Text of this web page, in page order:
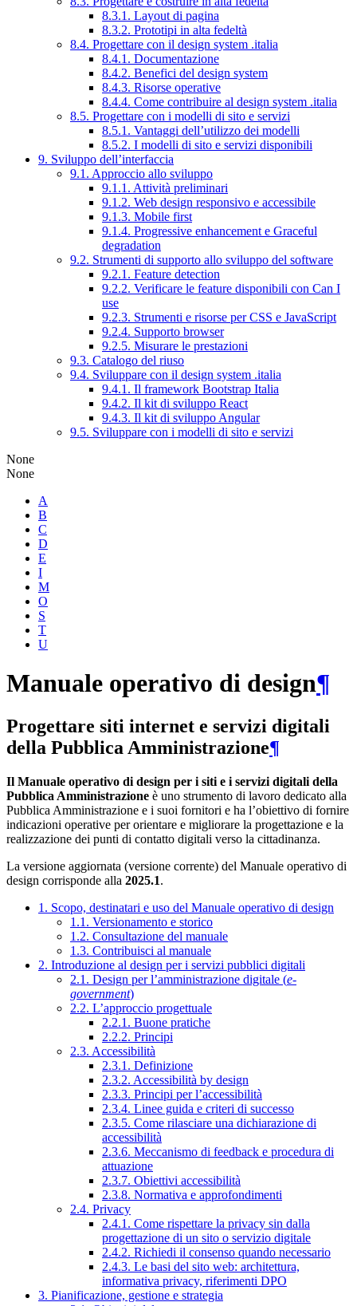
8.3.1. Layout di pagina
8.3.2. Prototipi in alta fedeltà
8.4. Progettare con il design system .italia
8.4.1. Documentazione
8.4.2. Benefici del design system
8.4.3. Risorse operative
8.4.4. Come contribuire al design system .italia
8.5. Progettare con i modelli di sito e servizi
8.5.1. Vantaggi dell’utilizzo dei modelli
8.5.2. I modelli di sito e servizi disponibili
9. Sviluppo dell’interfaccia
9.1. Approccio allo sviluppo
9.1.1. Attività preliminari
9.1.2. Web design responsivo e accessibile
9.1.3. Mobile first
9.1.4. Progressive enhancement e Graceful
degradation
9.2. Strumenti di supporto allo sviluppo del software
9.2.1. Feature detection
9.2.2. Verificare le feature disponibili con Can I
use
9.2.3. Strumenti e risorse per CSS e JavaScript
9.2.4. Supporto browser
9.2.5. Misurare le prestazioni
9.3. Catalogo del riuso
9.4. Sviluppare con il design system .italia
9.4.1. Il framework Bootstrap Italia
9.4.2. Il kit di sviluppo React
9.4.3. Il kit di sviluppo Angular
9.5. Sviluppare con i modelli di sito e servizi
None
None
A
B
C
D
E
I
M
O
S
T
U
Manuale operativo di design¶
Progettare siti internet e servizi digitali
della Pubblica Amministrazione¶
Il Manuale operativo di design per i siti e i servizi digitali della
Pubblica Amministrazione è uno strumento di lavoro dedicato alla
Pubblica Amministrazione e i suoi fornitori e ha l’obiettivo di fornire
indicazioni operative per orientare e migliorare la progettazione e la
realizzazione dei punti di contatto digitali verso la cittadinanza.
La versione aggiornata (versione corrente) del Manuale operativo di
design corrisponde alla 2025.1.
1. Scopo, destinatari e uso del Manuale operativo di design
1.1. Versionamento e storico
1.2. Consultazione del manuale
1.3. Contribuisci al manuale
2. Introduzione al design per i servizi pubblici digitali
2.1. Design per l’amministrazione digitale (e-
government)
2.2. L’approccio progettuale
2.2.1. Buone pratiche
2.2.2. Principi
2.3. Accessibilità
2.3.1. Definizione
2.3.2. Accessibilità by design
2.3.3. Principi per l’accessibilità
2.3.4. Linee guida e criteri di successo
2.3.5. Come rilasciare una dichiarazione di
accessibilità
2.3.6. Meccanismo di feedback e procedura di
attuazione
2.3.7. Obiettivi accessibilità
2.3.8. Normativa e approfondimenti
2.4. Privacy
2.4.1. Come rispettare la privacy sin dalla
progettazione di un sito o servizio digitale
2.4.2. Richiedi il consenso quando necessario
2.4.3. Le basi del sito web: architettura,
informativa privacy, riferimenti DPO
3. Pianificazione, gestione e strategia